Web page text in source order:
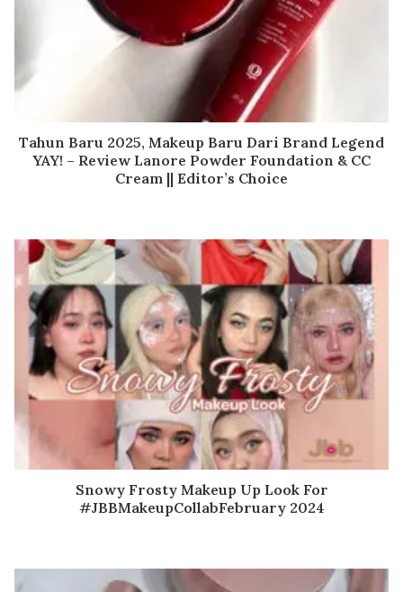
Tahun Baru 2025, Makeup Baru Dari Brand Legend
YAY! – Review Lanore Powder Foundation & CC
Cream || Editor’s Choice
Snowy Frosty Makeup Up Look For
#JBBMakeupCollabFebruary 2024